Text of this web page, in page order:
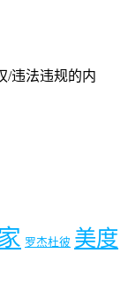
/违法违规的内
罗杰杜彼 美度